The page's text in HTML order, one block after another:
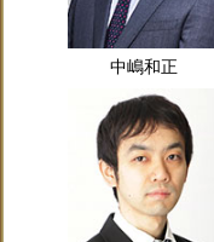
中嶋和正